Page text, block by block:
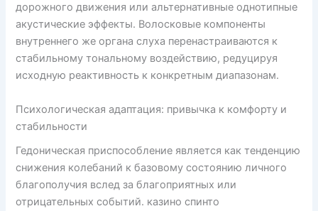
дорожного движения или альтернативные однотипные
акустические эффекты. Волосковые компоненты
внутреннего же органа слуха перенастраиваются к
стабильному тональному воздействию, редуцируя
исходную реактивность к конкретным диапазонам.
Психологическая адаптация: привычка к комфорту и
стабильности
Гедоническая приспособление является как тенденцию
снижения колебаний к базовому состоянию личного
благополучия вслед за благоприятных или
отрицательных событий. казино спинто